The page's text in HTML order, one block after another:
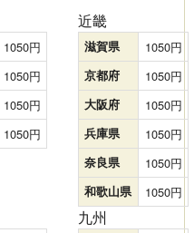
1050
1050
1050
1050
近畿
滋賀県 1050
京都府 1050
大阪府 1050
兵庫県 1050
奈良県 1050
和歌山県 1050
九州